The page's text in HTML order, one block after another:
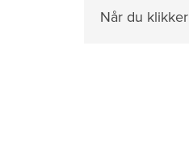
Når du